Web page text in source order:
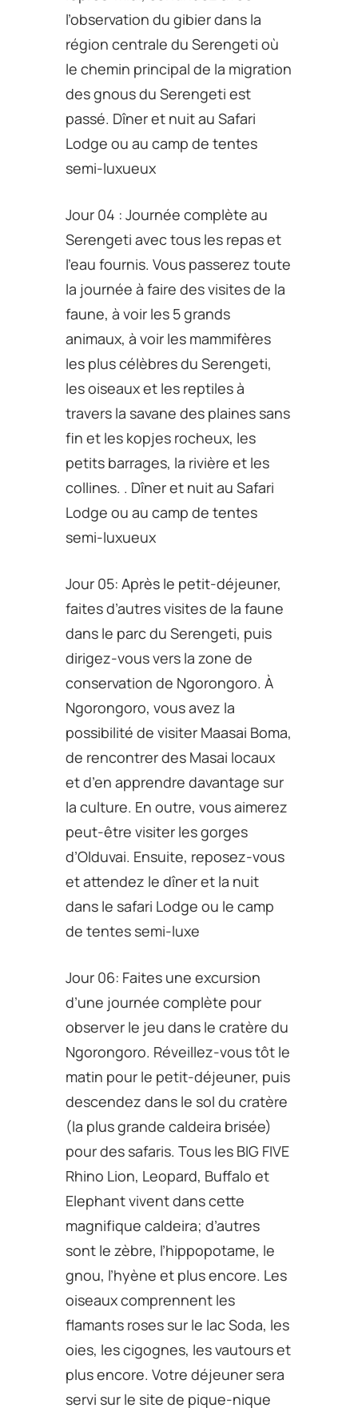
l’observation du gibier dans la
région centrale du Serengeti où
le chemin principal de la migration
des gnous du Serengeti est
passé. Dîner et nuit au Safari
Lodge ou au camp de tentes
semi-luxueux
Jour 04 : Journée complète au
Serengeti avec tous les repas et
l’eau fournis. Vous passerez toute
la journée à faire des visites de la
faune, à voir les 5 grands
animaux, à voir les mammifères
les plus célèbres du Serengeti,
les oiseaux et les reptiles à
travers la savane des plaines sans
fin et les kopjes rocheux, les
petits barrages, la rivière et les
collines. . Dîner et nuit au Safari
Lodge ou au camp de tentes
semi-luxueux
Jour 05: Après le petit-déjeuner,
faites d’autres visites de la faune
dans le parc du Serengeti, puis
dirigez-vous vers la zone de
conservation de Ngorongoro. À
Ngorongoro, vous avez la
possibilité de visiter Maasai Boma,
de rencontrer des Masai locaux
et d’en apprendre davantage sur
la culture. En outre, vous aimerez
peut-être visiter les gorges
d’Olduvai. Ensuite, reposez-vous
et attendez le dîner et la nuit
dans le safari Lodge ou le camp
de tentes semi-luxe
Jour 06: Faites une excursion
d’une journée complète pour
observer le jeu dans le cratère du
Ngorongoro. Réveillez-vous tôt le
matin pour le petit-déjeuner, puis
descendez dans le sol du cratère
(la plus grande caldeira brisée)
pour des safaris. Tous les BIG FIVE
Rhino Lion, Leopard, Buffalo et
Elephant vivent dans cette
magnifique caldeira; d’autres
sont le zèbre, l’hippopotame, le
gnou, l’hyène et plus encore. Les
oiseaux comprennent les
flamants roses sur le lac Soda, les
oies, les cigognes, les vautours et
plus encore. Votre déjeuner sera
servi sur le site de pique-nique